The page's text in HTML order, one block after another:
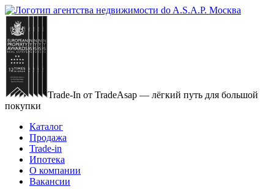
Trade-In от TradeAsap — лёгкий путь для большой
покупки
Каталог
Продажа
Trade-in
Ипотека
О компании
Вакансии